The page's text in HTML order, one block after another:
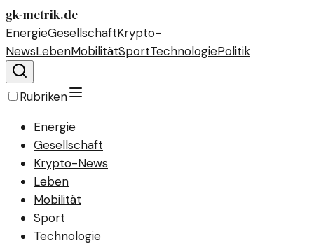
gk-metrik.de
EnergieGesellschaftKrypto-
NewsLebenMobilitätSportTechnologiePolitik
Rubriken
Energie
Gesellschaft
Krypto-News
Leben
Mobilität
Sport
Technologie